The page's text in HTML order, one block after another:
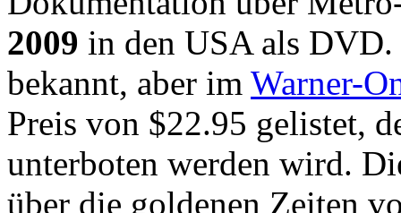
2009 in den USA als DVD.
bekannt, aber im Warner-
Preis von $22.95 gelistet,
unterboten werden wird.
über die goldenen Zeiten